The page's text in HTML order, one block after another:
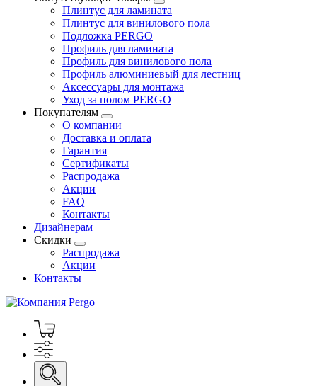
Плинтус для ламината
Плинтус для винилового пола
Подложка PERGO
Профиль для ламината
Профиль для винилового пола
Профиль алюминиевый для лестниц
Аксессуары для монтажа
Уход за полом PERGO
Покупателям
О компании
Доставка и оплата
Гарантия
Сертификаты
Распродажа
Акции
FAQ
Контакты
Дизайнерам
Скидки
Распродажа
Акции
Контакты